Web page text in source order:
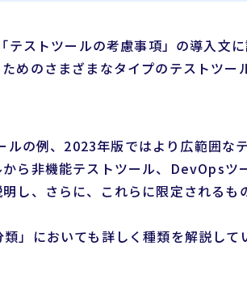
ストツールの考慮事項」の導入文
めのさまざまなタイプのテストツー
の例、2023年版ではより広範囲な
ら非機能テストツール、DevOpsツ
し、さらに、これらに限定されるも
」においても詳しく種類を解説して